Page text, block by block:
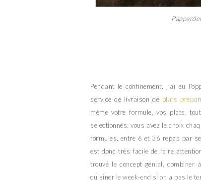
Pendant le confinement, j’ai eu
service de livraison de plats
même votre formule, vos plats,
sélectionnés, vous avez le choix
formules, entre 6 et 36 repas par
est donc très facile de faire
trouvé le concept génial,
cuisiner le week-end si on a pas le